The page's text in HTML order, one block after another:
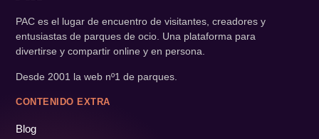
PAC es el lugar de encuentro de visitantes, creadores y
entusiastas de parques de ocio. Una plataforma para
divertirse y compartir online y en persona.
Desde 2001 la web nº1 de parques.
CONTENIDO EXTRA
Blog